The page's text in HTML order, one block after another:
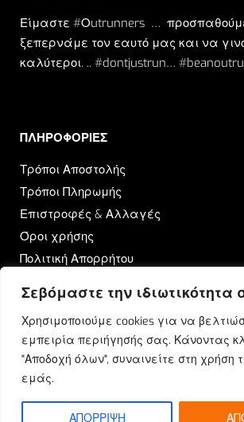
Σεβόμαστε την ιδιωτικότητα
Χρησιμοποιούμε cookies για να
εμπειρία περιήγησής σας. Κάνοντας
"Αποδοχή όλων", συναινείτε στη χρήση
εμάς.
ΑΠΟΡΡΙΨΗ
Είμαστε #Οutrunners …
ξεπερνάμε τον εαυτό μας και να
καλύτεροι. .. #dontjustrun…
ΠΛΗΡΟΦΟΡΙΕΣ​
Τρόποι Αποστολής
Τρόποι Πληρωμής
Επιστροφές & Αλλαγές
Όροι χρήσης
Πολιτική Απορρήτου
OUTRUN
Ποιοι Είμαστε
Επικοινωνία
Blog